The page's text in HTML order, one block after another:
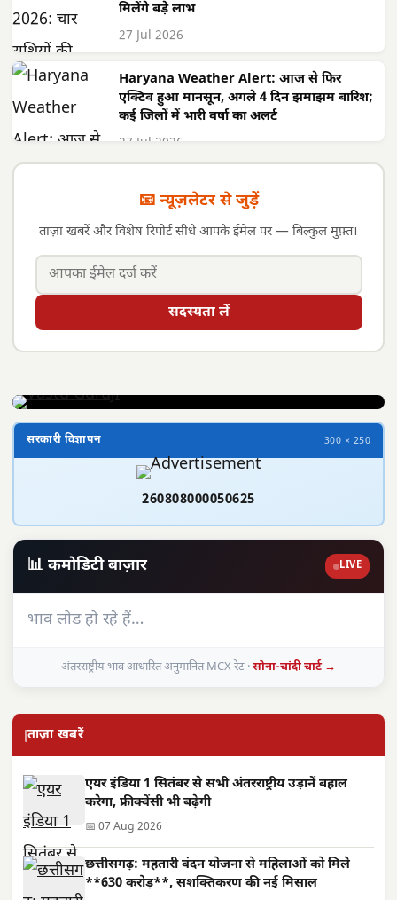
मिलेंगे बड़े लाभ
27 Jul 2026
Haryana Weather Alert: आज से फिर
एक्टिव हुआ मानसून, अगले 4 दिन झमाझम बारिश;
कई जिलों में भारी वर्षा का अलर्ट
27 Jul 2026
📧 न्यूज़लेटर से जुड़ें
ताज़ा खबरें और विशेष रिपोर्ट सीधे आपके ईमेल पर — बिल्कुल मुफ़्त।
सदस्यता लें
सरकारी विज्ञापन 300 × 250
260808000050625
📊 कमोडिटी बाज़ार LIVE
भाव लोड हो रहे हैं…
अंतरराष्ट्रीय भाव आधारित अनुमानित MCX रेट ·सोना-चांदी चार्ट →
ताज़ा खबरें
एयर इंडिया 1 सितंबर से सभी अंतरराष्ट्रीय उड़ानें बहाल
करेगा, फ्रीक्वेंसी भी बढ़ेगी
📅 07 Aug 2026
छत्तीसगढ़: महतारी वंदन योजना से महिलाओं को मिले
**630 करोड़**, सशक्तिकरण की नई मिसाल